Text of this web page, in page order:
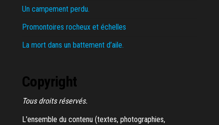
Un campement perdu.
Promontoires rocheux et échelles
La mort dans un battement d’aile.
Copyright
Tous droits réservés.
L'ensemble du contenu (textes, photographies,